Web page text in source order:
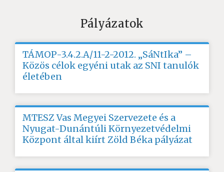
Pályázatok
TÁMOP-3.4.2.A/11-2-2012. „SáNtIka” –
Közös célok egyéni utak az SNI tanulók
életében
MTESZ Vas Megyei Szervezete és a
Nyugat-Dunántúli Környezetvédelmi
Központ által kiírt Zöld Béka pályázat